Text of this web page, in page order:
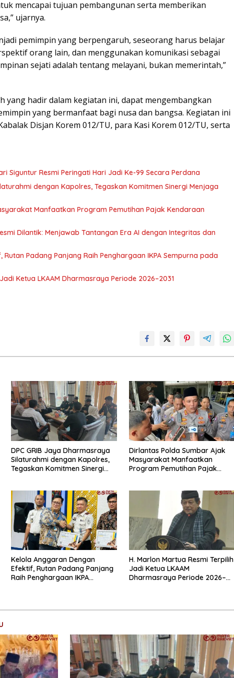
mencapai tujuan pembangunan serta memberikan
ujarnya.
pemimpin yang berpengaruh, seseorang harus belajar
orang lain, dan menggunakan komunikasi sebagai
sejati adalah tentang melayani, bukan memerintah,”
yang hadir dalam kegiatan ini, dapat mengembangkan
yang bermanfaat bagi nusa dan bangsa. Kegiatan ini
Disjan Korem 012/TU, para Kasi Korem 012/TU, serta
Siguntur Resmi Peringati Hari Jadi Ke-99 Secara Perdana
dengan Kapolres, Tegaskan Komitmen Sinergi Menjaga
Manfaatkan Program Pemutihan Pajak Kendaraan
Dilantik: Menjawab Tantangan Era AI dengan Integritas dan
Padang Panjang Raih Penghargaan IKPA Sempurna pada
Ketua LKAAM Dharmasraya Periode 2026–2031
DPC GRIB Jaya Dharmasraya
Silaturahmi dengan Kapolres,
Tegaskan Komitmen Sinergi
Dirlantas Polda Sumbar Ajak
Masyarakat Manfaatkan
Program Pemutihan Pajak
Kelola Anggaran Dengan
Efektif, Rutan Padang Panjang
Raih Penghargaan IKPA
H. Marlon Martua Resmi Terpilih
Jadi Ketua LKAAM
Dharmasraya Periode 2026–